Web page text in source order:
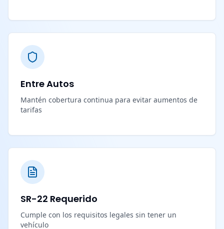
Entre Autos
Mantén cobertura continua para evitar aumentos de
tarifas
SR-22 Requerido
Cumple con los requisitos legales sin tener un
vehículo